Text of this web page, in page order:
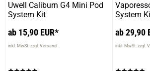
verifizierter Onlinekauf.
Uwell Caliburn G4 Mini Pod
System Kit
ab 15,90 EUR*
inkl. MwSt. zzgl. Versand
System
ab 29,90
inkl. MwSt. zzgl.